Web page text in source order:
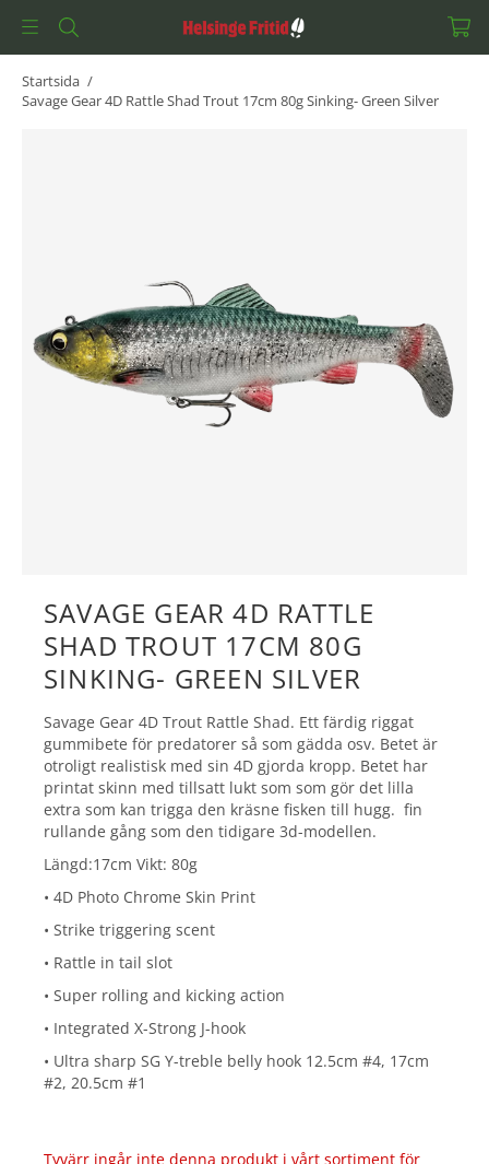
Startsida /
Savage Gear 4D Rattle Shad Trout 17cm 80g Sinking- Green Silver
SAVAGE GEAR 4D RATTLE
SHAD TROUT 17CM 80G
SINKING- GREEN SILVER
Savage Gear 4D Trout Rattle Shad. Ett färdig riggat
gummibete för predatorer så som gädda osv. Betet är
otroligt realistisk med sin 4D gjorda kropp. Betet har
printat skinn med tillsatt lukt som som gör det lilla
extra som kan trigga den kräsne fisken till hugg. fin
rullande gång som den tidigare 3d-modellen.
Längd:17cm Vikt: 80g
• 4D Photo Chrome Skin Print
• Strike triggering scent
• Rattle in tail slot
• Super rolling and kicking action
• Integrated X-Strong J-hook
• Ultra sharp SG Y-treble belly hook 12.5cm #4, 17cm
#2, 20.5cm #1
Tyvärr ingår inte denna produkt i vårt sortiment för